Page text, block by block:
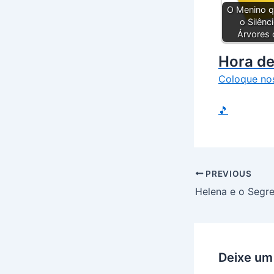
O Menino
o
Árvores
Hora
Coloque
🎵
PREVIOUS
Deixe